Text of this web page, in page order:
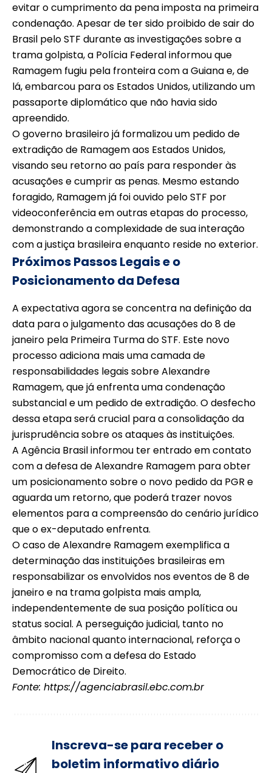
evitar o cumprimento da pena imposta na primeira
condenação. Apesar de ter sido proibido de sair do
Brasil pelo STF durante as investigações sobre a
trama golpista, a Polícia Federal informou que
Ramagem fugiu pela fronteira com a Guiana e, de
lá, embarcou para os Estados Unidos, utilizando um
passaporte diplomático que não havia sido
apreendido.
O governo brasileiro já formalizou um pedido de
extradição de Ramagem aos Estados Unidos,
visando seu retorno ao país para responder às
acusações e cumprir as penas. Mesmo estando
foragido, Ramagem já foi ouvido pelo STF por
videoconferência em outras etapas do processo,
demonstrando a complexidade de sua interação
com a justiça brasileira enquanto reside no exterior.
Próximos Passos Legais e o
Posicionamento da Defesa
A expectativa agora se concentra na definição da
data para o julgamento das acusações do 8 de
janeiro pela Primeira Turma do STF. Este novo
processo adiciona mais uma camada de
responsabilidades legais sobre Alexandre
Ramagem, que já enfrenta uma condenação
substancial e um pedido de extradição. O desfecho
dessa etapa será crucial para a consolidação da
jurisprudência sobre os ataques às instituições.
A Agência Brasil informou ter entrado em contato
com a defesa de Alexandre Ramagem para obter
um posicionamento sobre o novo pedido da PGR e
aguarda um retorno, que poderá trazer novos
elementos para a compreensão do cenário jurídico
que o ex-deputado enfrenta.
O caso de Alexandre Ramagem exemplifica a
determinação das instituições brasileiras em
responsabilizar os envolvidos nos eventos de 8 de
janeiro e na trama golpista mais ampla,
independentemente de sua posição política ou
status social. A perseguição judicial, tanto no
âmbito nacional quanto internacional, reforça o
compromisso com a defesa do Estado
Democrático de Direito.
Fonte: https://agenciabrasil.ebc.com.br
Inscreva-se para receber o
boletim informativo diário